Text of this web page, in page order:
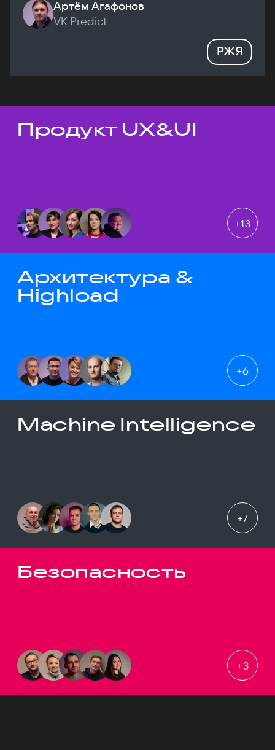
Артём Агафонов
VK Predict
РЖЯ
Темы докладов
Продукт UX&UI
+13
Архитектура &
Highload
+6
Machine Intelligence
+7
Безопасность
+3